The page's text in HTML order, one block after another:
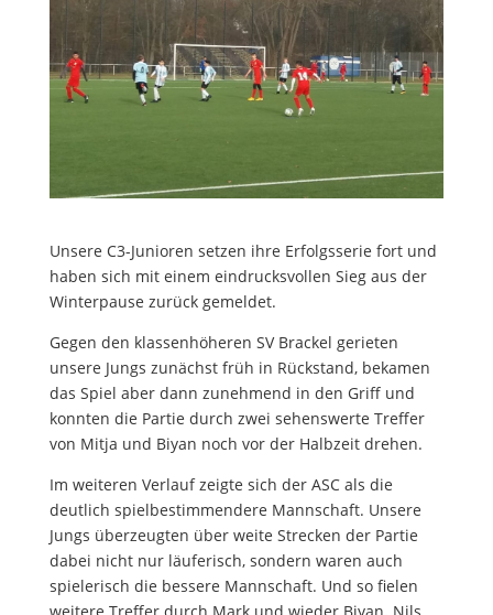
Unsere C3-Junioren setzen ihre Erfolgsserie fort und
haben sich mit einem eindrucksvollen Sieg aus der
Winterpause zurück gemeldet.
Gegen den klassenhöheren SV Brackel gerieten
unsere Jungs zunächst früh in Rückstand, bekamen
das Spiel aber dann zunehmend in den Griff und
konnten die Partie durch zwei sehenswerte Treffer
von Mitja und Biyan noch vor der Halbzeit drehen.
Im weiteren Verlauf zeigte sich der ASC als die
deutlich spielbestimmendere Mannschaft. Unsere
Jungs überzeugten über weite Strecken der Partie
dabei nicht nur läuferisch, sondern waren auch
spielerisch die bessere Mannschaft. Und so fielen
weitere Treffer durch Mark und wieder Biyan. Nils